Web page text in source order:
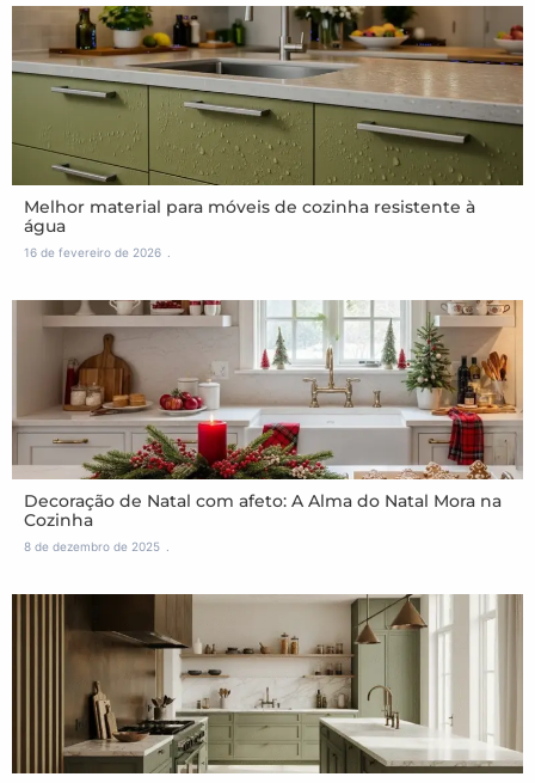
Melhor material para móveis de cozinha resistente à
água
16 de fevereiro de 2026
Decoração de Natal com afeto: A Alma do Natal Mora na
Cozinha
8 de dezembro de 2025